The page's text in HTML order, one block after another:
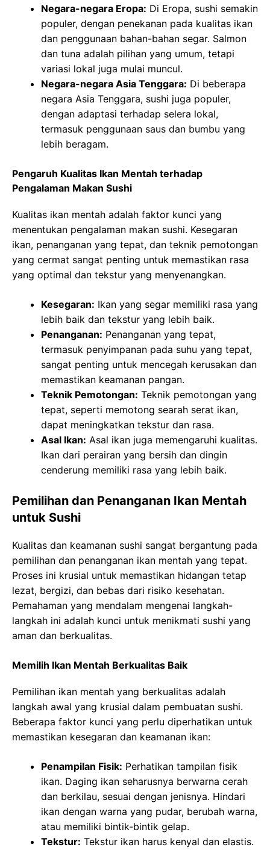
Negara-negara Eropa: Di Eropa, sushi semakin
populer, dengan penekanan pada kualitas ikan
dan penggunaan bahan-bahan segar. Salmon
dan tuna adalah pilihan yang umum, tetapi
variasi lokal juga mulai muncul.
Negara-negara Asia Tenggara: Di beberapa
negara Asia Tenggara, sushi juga populer,
dengan adaptasi terhadap selera lokal,
termasuk penggunaan saus dan bumbu yang
lebih beragam.
Pengaruh Kualitas Ikan Mentah terhadap
Pengalaman Makan Sushi
Kualitas ikan mentah adalah faktor kunci yang
menentukan pengalaman makan sushi. Kesegaran
ikan, penanganan yang tepat, dan teknik pemotongan
yang cermat sangat penting untuk memastikan rasa
yang optimal dan tekstur yang menyenangkan.
Kesegaran: Ikan yang segar memiliki rasa yang
lebih baik dan tekstur yang lebih baik.
Penanganan: Penanganan yang tepat,
termasuk penyimpanan pada suhu yang tepat,
sangat penting untuk mencegah kerusakan dan
memastikan keamanan pangan.
Teknik Pemotongan: Teknik pemotongan yang
tepat, seperti memotong searah serat ikan,
dapat meningkatkan tekstur dan rasa.
Asal Ikan: Asal ikan juga memengaruhi kualitas.
Ikan dari perairan yang bersih dan dingin
cenderung memiliki rasa yang lebih baik.
Pemilihan dan Penanganan Ikan Mentah
untuk Sushi
Kualitas dan keamanan sushi sangat bergantung pada
pemilihan dan penanganan ikan mentah yang tepat.
Proses ini krusial untuk memastikan hidangan tetap
lezat, bergizi, dan bebas dari risiko kesehatan.
Pemahaman yang mendalam mengenai langkah-
langkah ini adalah kunci untuk menikmati sushi yang
aman dan berkualitas.
Memilih Ikan Mentah Berkualitas Baik
Pemilihan ikan mentah yang berkualitas adalah
langkah awal yang krusial dalam pembuatan sushi.
Beberapa faktor kunci yang perlu diperhatikan untuk
memastikan kesegaran dan keamanan ikan:
Penampilan Fisik: Perhatikan tampilan fisik
ikan. Daging ikan seharusnya berwarna cerah
dan berkilau, sesuai dengan jenisnya. Hindari
ikan dengan warna yang pudar, berubah warna,
atau memiliki bintik-bintik gelap.
Tekstur: Tekstur ikan harus kenyal dan elastis.